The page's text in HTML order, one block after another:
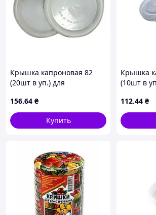
Крышка капроновая 82
(20шт в уп.) для
156.64 ₴
Купить
Крышка
(10шт в
ШИЛЗ
112.44 ₴